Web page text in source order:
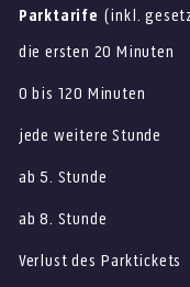
Parktarife (inkl.
die ersten 20 Minuten
0 bis 120 Minuten
jede weitere Stunde
ab 5. Stunde
ab 8. Stunde
Verlust des Parktickets